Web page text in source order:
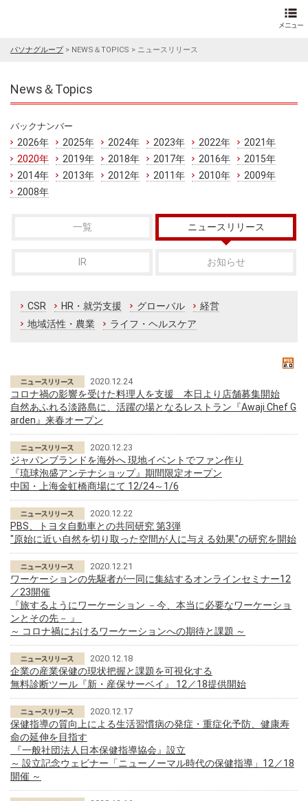
パソナグループ> NEWS＆TOPICS > ニュースリリース
News＆Topics
バックナンバー
2026年 2025年 2024年 2023年 2022年
2021年
2020年
2019年 2018年 2017年 2016年
2015年
2014年
2013年 2012年 2011年 2010年
2009年
2008年
一覧 ニュースリリース
IR お知らせ
CSR HR・就労支援 グローバル
経営
地域活性・農業
ライフ・ヘルスケア
2020.12.24
コロナ禍の影響を受けた料理人を支援 本日より店舗募集開始
自然あふれる淡路島に、活躍の場となるレストラン『Awaji Chef G
arden』来春オープン
2020.12.23
ジャパンブランドを海外へ 現地イベントでファン作り
『琉球泡盛アンテナショップ』期間限定オープン
中国・上海金虹橋商場にて 12/24～1/6
2020.12.22
PBS、トヨタ自動車との共同研究 第3弾
″原始に近い自然を切り取った空間が人に与える効果″の研究を開始
2020.12.21
ワーケーションの先駆者が一同に集結するオンラインセミナー12
／23開催
『旅するようにワーケーション －今、本当に必要なワーケーショ
ンとその先－ 』
～ コロナ禍におけるワーケーションへの期待と課題 ～
2020.12.18
企業の産業保健の現状把握と課題を可視化する
無料診断ツール『新・産保サーベイ』 12／18提供開始
2020.12.17
保健指導の質向上による生活習慣病の発症・重症化予防、健康寿
命の延伸を目指す
『一般社団法人日本保健指導協会』設立
～ 設立記念ウェビナー「ニューノーマル時代の保健指導」12／18
開催 ～